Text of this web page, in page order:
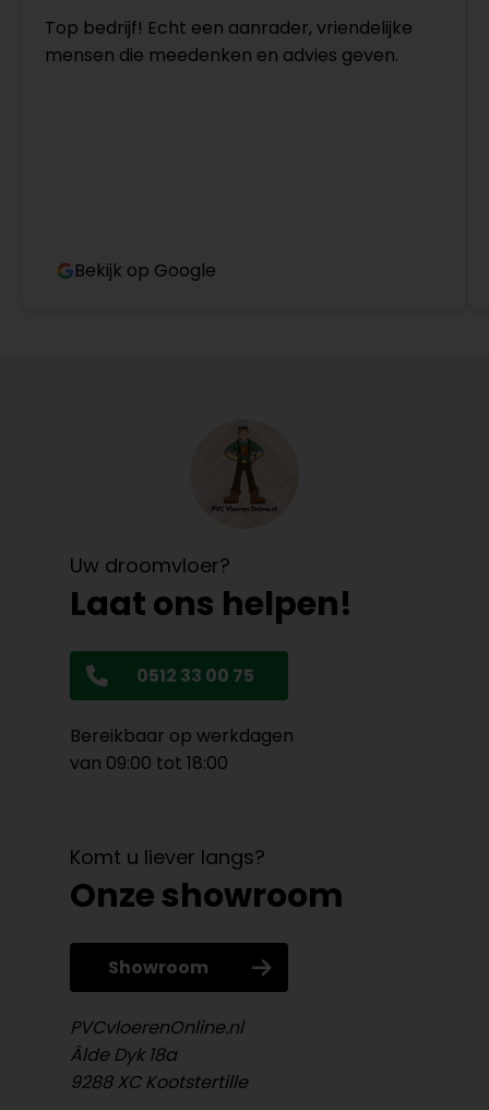
Top bedrijf! Echt een aanrader, vriendelijke
mensen die meedenken en advies geven.
Bekijk op Google
Uw droomvloer?
Laat ons helpen!
0512 33 00 75
Bereikbaar op werkdagen
van 09:00 tot 18:00
Komt u liever langs?
Onze showroom
Showroom
PVCvloerenOnline.nl
Âlde Dyk 18a
9288 XC Kootstertille